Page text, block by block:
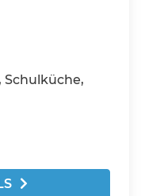
Schulküche,